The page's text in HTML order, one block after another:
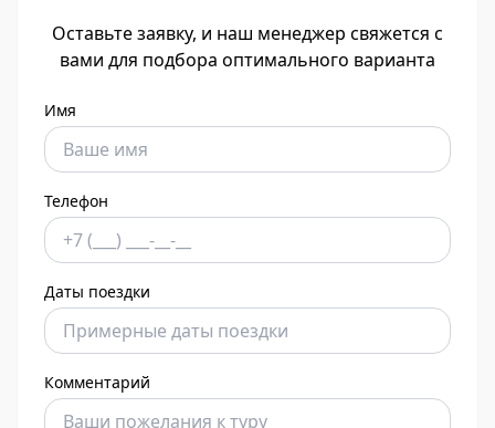
Оставьте заявку, и наш менеджер свяжется с
вами для подбора оптимального варианта
Имя
Телефон
Даты поездки
Комментарий